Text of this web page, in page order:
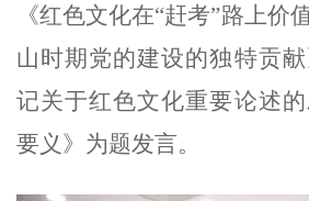
《红色文化在“赶考”路上价
山时期党的建设的独特贡
记关于红色文化重要论述
要义》为题发言。